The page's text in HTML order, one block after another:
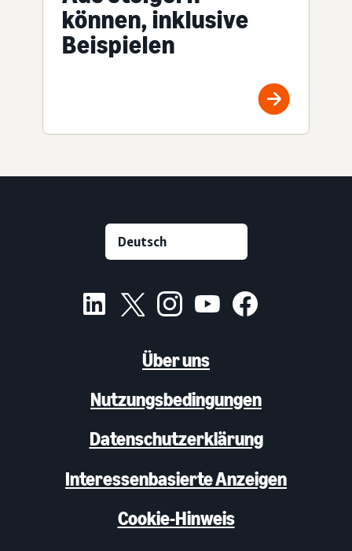
können, inklusive
Beispielen
Über uns
Nutzungsbedingungen
Datenschutzerklärung
Interessenbasierte Anzeigen
Cookie-Hinweis